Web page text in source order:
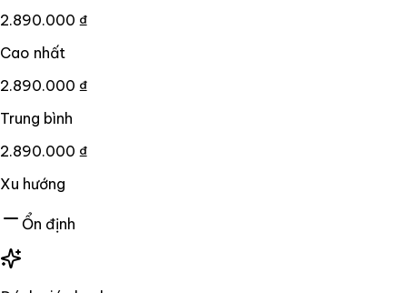
2.890.000 ₫
Cao nhất
2.890.000 ₫
Trung bình
2.890.000 ₫
Xu hướng
Ổn định